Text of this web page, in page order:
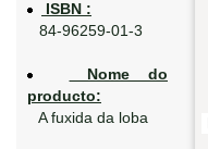
ISBN :
84-96259-01-3
Nome do
producto:
A fuxida da loba